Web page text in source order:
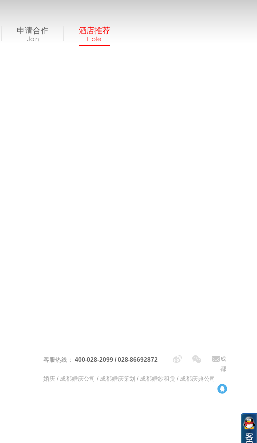
申请合作
Join
酒店推荐
Hotel
客服热线： 400-028-2099 / 028-86692872
成
都
婚庆 / 成都婚庆公司 / 成都婚庆策划 / 成都婚纱租赁 / 成都庆典公司